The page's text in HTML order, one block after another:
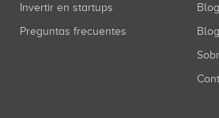
Invertir en startups
Preguntas frecuentes